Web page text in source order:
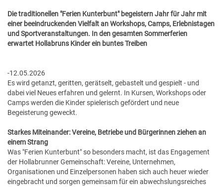
ANSPRECHPARTNER
GESUNDE GEMEINDE
Die traditionellen "Ferien Kunterbunt" begeistern Jahr für Jahr mit
einer beeindruckenden Vielfalt an Workshops, Camps, Erlebnistagen
und Sportveranstaltungen. In den gesamten Sommerferien
erwartet Hollabruns Kinder ein buntes Treiben
-12.05.2026
Es wird getanzt, geritten, gerätselt, gebastelt und gespielt - und
dabei viel Neues erfahren und gelernt. In Kursen, Workshops oder
Camps werden die Kinder spielerisch gefördert und neue
Begeisterung geweckt.
Starkes Miteinander: Vereine, Betriebe und Bürgerinnen ziehen an
einem Strang
Was "Ferien Kunterbunt" so besonders macht, ist das Engagement
der Hollabrunner Gemeinschaft: Vereine, Unternehmen,
Organisationen und Einzelpersonen haben sich auch heuer wieder
eingebracht und sorgen gemeinsam für ein abwechslungsreiches